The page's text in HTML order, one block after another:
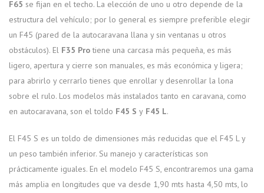
F65 se fijan en el techo. La elección de uno u otro depende de la
estructura del vehículo; por lo general es siempre preferible elegir
un F45 (pared de la autocaravana llana y sin ventanas u otros
obstáculos). El F35 Protiene una carcasa más pequeña, es más
ligero, apertura y cierre son manuales, es más económica y ligera;
para abrirlo y cerrarlo tienes que enrollar y desenrollar la lona
sobre el rulo. Los modelos más instalados tanto en caravana, como
en autocaravana, son el toldo F45 S y F45 L.
El F45 S es un toldo de dimensiones más reducidas que el F45 L y
un peso también inferior. Su manejo y características son
prácticamente iguales. En el modelo F45 S, encontraremos una gama
más amplia en longitudes que va desde 1,90 mts hasta 4,50 mts, lo